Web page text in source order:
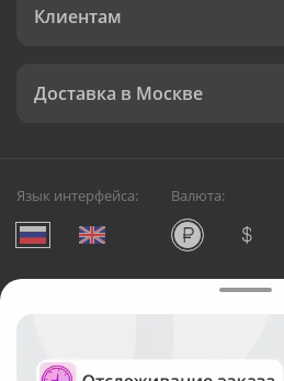
Клиентам
Доставка в Москве
Язык интерфейса: Валюта:
Служба круглосуточной
Русский Букет, 2026
Общество с ограниченной